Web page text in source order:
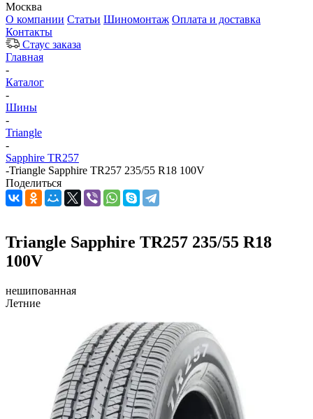
Москва
О компании Статьи Шиномонтаж Оплата и доставка
Контакты
Стаус заказа
Главная
-
Каталог
-
Шины
-
Triangle
-
Sapphire TR257
-Triangle Sapphire TR257 235/55 R18 100V
Поделиться
Triangle Sapphire TR257 235/55 R18
100V
нешипованная
Летние